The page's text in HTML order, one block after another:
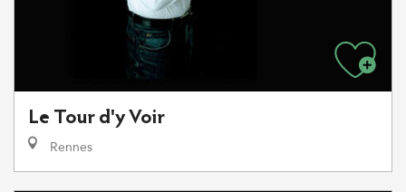
Le Tour d'y Voir
Rennes